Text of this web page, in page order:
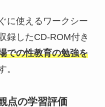
に使えるワークシー
録したCD-ROM付き
での性教育の勉強を
。
点の学習評価